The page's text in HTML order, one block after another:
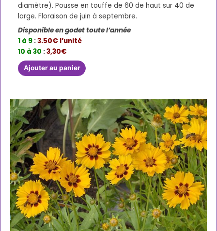
diamètre). Pousse en touffe de 60 de haut sur 40 de
large. Floraison de juin à septembre.
Disponible en godet toute l’année
1 à 9 :3.50€ l’unité
10 à 30 :3,30€
Ajouter au panier